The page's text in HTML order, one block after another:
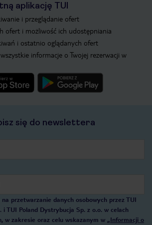
aplikację TUI
i przeglądanie ofert
ofert i możliwość ich udostępniania
i ostatnio oglądanych ofert
informacje o Twojej rezerwacji w
się do newslettera
na przetwarzanie danych osobowych przez TUI
i TUI Poland Dystrybucja Sp. z o.o. w celach
w zakresie oraz celu wskazanym w „Informacji o